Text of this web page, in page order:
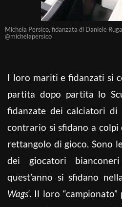
Michela Persico, fidanzata di Daniele
@michelapersico
I loro mariti e fidanzati si
partita dopo partita lo
fidanzate dei calciatori di
contrario si sfidano a
rettangolo di gioco. Sono
dei giocatori
quest’anno si sfidano
Wags‘. Il loro